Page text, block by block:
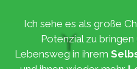
Ich sehe es als große
Potenzial zu
Lebensweg in ihrem